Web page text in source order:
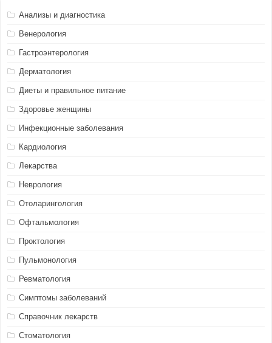
Анализы и диагностика
Венерология
Гастроэнтерология
Дерматология
Диеты и правильное питание
Здоровье женщины
Инфекционные заболевания
Кардиология
Лекарства
Неврология
Отоларингология
Офтальмология
Проктология
Пульмонология
Ревматология
Симптомы заболеваний
Справочник лекарств
Стоматология